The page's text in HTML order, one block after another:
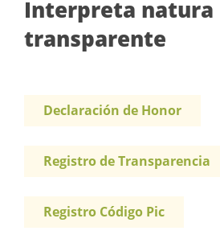
Interpreta natura
transparente
Declaración de Honor
Registro de Transparencia
Registro Código Pic